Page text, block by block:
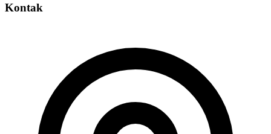
Kontak